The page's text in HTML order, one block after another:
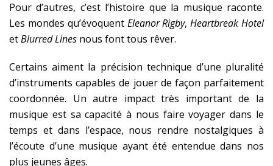
Pour d’autres, c’est l’histoire que la musique raconte.
Les mondes qu’évoquent Eleanor Rigby,Heartbreak Hotel
etBlurred Lines nous font tous rêver.
Certains aiment la précision technique d’une pluralité
d’instruments capables de jouer de façon parfaitement
coordonnée. Un autre impact très important de la
musique est sa capacité à nous faire voyager dans le
temps et dans l’espace, nous rendre nostalgiques à
l’écoute d’une musique ayant été entendue dans nos
plus jeunes âges.